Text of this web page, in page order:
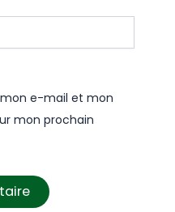
e-mail et mon
mon prochain